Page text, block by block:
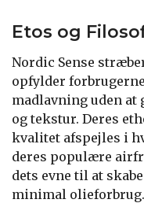
Etos og
Nordic Sense
opfylder
madlavning uden at
og tekstur. Deres
kvalitet afspejles i
deres populære
dets evne til at
minimal olieforbrug.